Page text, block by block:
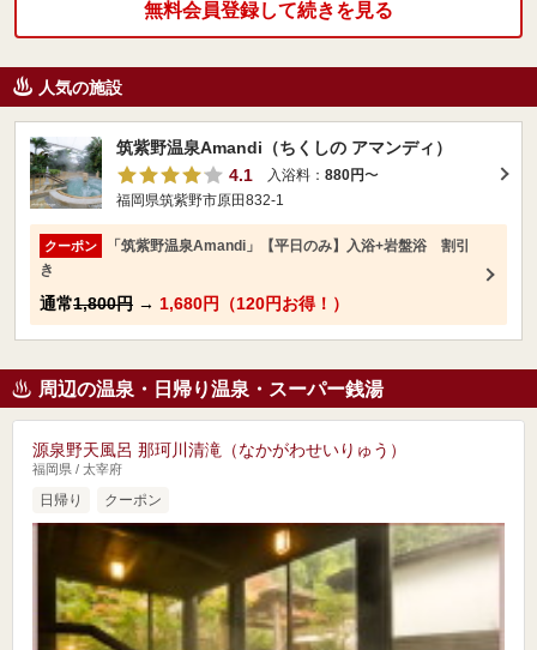
無料会員登録して続きを見る
人気の施設
筑紫野温泉Amandi（ちくしの アマンディ）
4.1
入浴料： 880円〜
福岡県筑紫野市原田832-1
クーポン
「筑紫野温泉Amandi」【平日のみ】入浴+岩盤浴 割引
き
通常1,800円 → 1,680円（120円お得！）
周辺の温泉・日帰り温泉・スーパー銭湯
源泉野天風呂 那珂川清滝（なかがわせいりゅう）
福岡県 / 太宰府
日帰り クーポン